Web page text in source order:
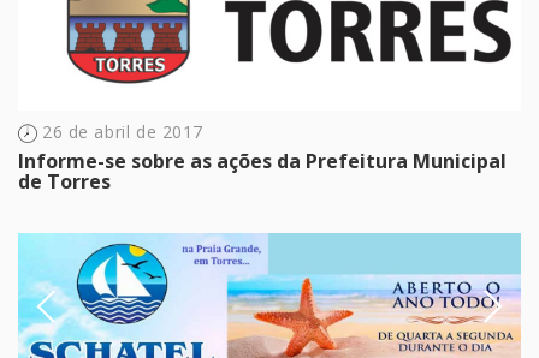
26 de abril de 2017
Informe-se sobre as ações da Prefeitura Municipal
de Torres
Previous Next